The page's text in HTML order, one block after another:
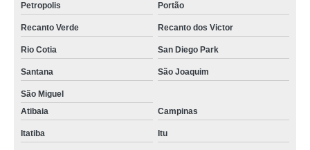
Petropolis Portão
Recanto Verde Recanto dos Victor
Rio Cotia San Diego Park
Santana São Joaquim
São Miguel
Atibaia
Campinas
Itatiba Itu